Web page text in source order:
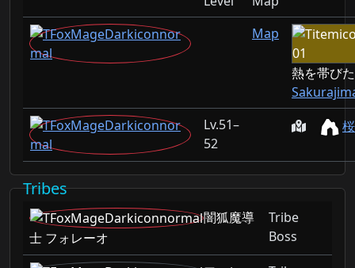
Map
熱を帯び
51–
52
Tribes
闇狐魔導
士 フォレーオ
Tribe
Boss